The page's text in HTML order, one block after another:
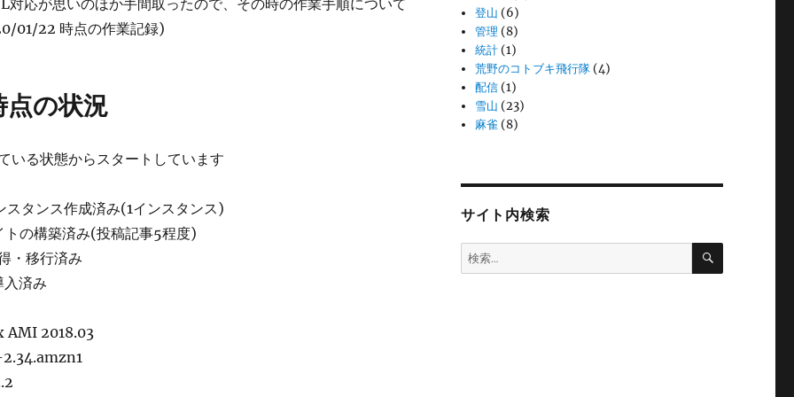
対応が思いのほか手間取ったので、その時の作業手順について
01/22 時点の作業記録)
点の状況
いる状態からスタートしています
スタンス作成済み(1インスタンス)
の構築済み(投稿記事5程度)
・移行済み
済み
AMI 2018.03
登山 (6)
管理 (8)
統計 (1)
荒野のコトブキ飛行隊 (4)
配信 (1)
雪山 (23)
麻雀 (8)
サイト内検索
検
索:
検